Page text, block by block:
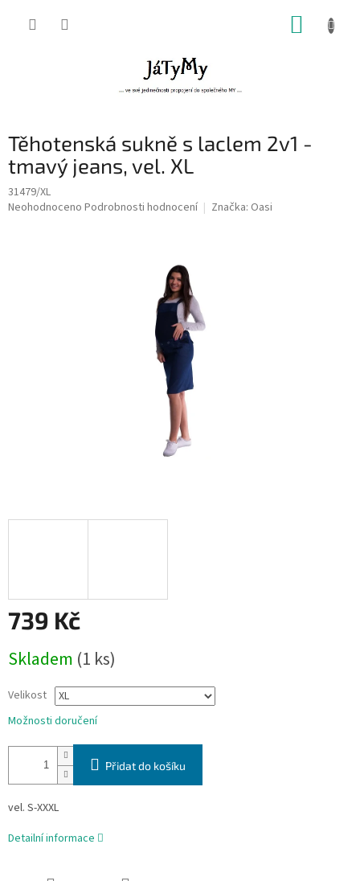
Těhotenská sukně s laclem 2v1 -
tmavý jeans, vel. XL
31479/XL
Průměrné
Neohodnoceno Podrobnosti hodnocení Značka: Oasi
739 Kč
cena:
Skladem (1 ks)
Velikost
Možnosti doručení
Přidat do košíku
vel. S-XXXL
Detailní informace